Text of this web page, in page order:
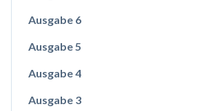
Ausgabe 6
Ausgabe 5
Ausgabe 4
Ausgabe 3